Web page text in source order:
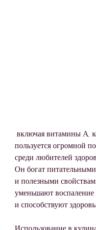
пользуется огромной
среди любителей
Он богат
и полезными
уменьшают воспаление
и способствуют